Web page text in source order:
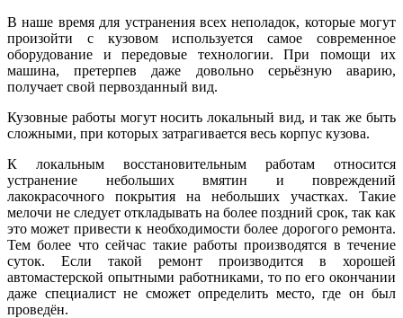
В наше время для устранения всех неполадок, которые могут
произойти с кузовом используется самое современное
оборудование и передовые технологии. При помощи их
машина, претерпев даже довольно серьёзную аварию,
получает свой первозданный вид.
Кузовные работы могут носить локальный вид, и так же быть
сложными, при которых затрагивается весь корпус кузова.
К локальным восстановительным работам относится
устранение небольших вмятин и повреждений
лакокрасочного покрытия на небольших участках. Такие
мелочи не следует откладывать на более поздний срок, так как
это может привести к необходимости более дорогого ремонта.
Тем более что сейчас такие работы производятся в течение
суток. Если такой ремонт производится в хорошей
автомастерской опытными работниками, то по его окончании
даже специалист не сможет определить место, где он был
проведён.